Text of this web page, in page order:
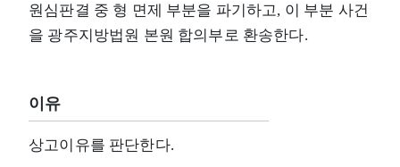
원심판결 중 형 면제 부분을 파기하고, 이 부분 사건
을 광주지방법원 본원 합의부로 환송한다.
이유
상고이유를 판단한다.